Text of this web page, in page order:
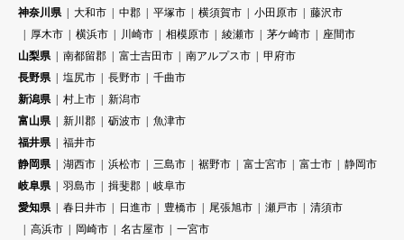
神奈川県
大和市 中郡 平塚市 横須賀市 小田原市
藤沢市
厚木市
横浜市 川崎市 相模原市 綾瀬市 茅ケ崎市
座間市
山梨県
南都留郡 富士吉田市 南アルプス市
甲府市
長野県
塩尻市 長野市
千曲市
新潟県
村上市
新潟市
富山県
新川郡 砺波市
魚津市
福井県
福井市
静岡県
湖西市 浜松市 三島市 裾野市 富士宮市 富士市
静岡市
岐阜県
羽島市 揖斐郡
岐阜市
愛知県
春日井市 日進市 豊橋市 尾張旭市 瀬戸市
清須市
高浜市
岡崎市 名古屋市
一宮市